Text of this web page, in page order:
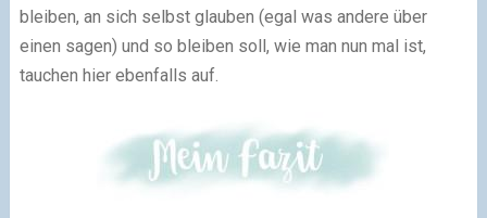
bleiben, an sich selbst glauben (egal was andere über
einen sagen) und so bleiben soll, wie man nun mal ist,
tauchen hier ebenfalls auf.